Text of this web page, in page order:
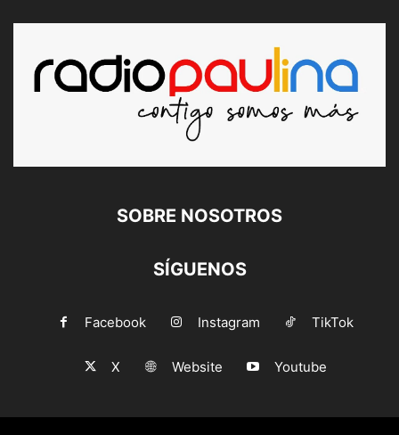
SOBRE NOSOTROS
SÍGUENOS
Facebook Instagram TikTok
X Website Youtube